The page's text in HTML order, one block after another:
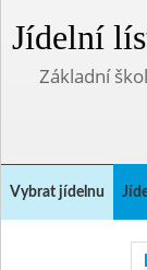
Jídelní
Základní
Vybrat jídelnu